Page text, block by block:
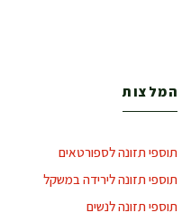
המלצות
תוספי תזונה לספורטאים
תוספי תזונה לירידה במשקל
תוספי תזונה לנשים